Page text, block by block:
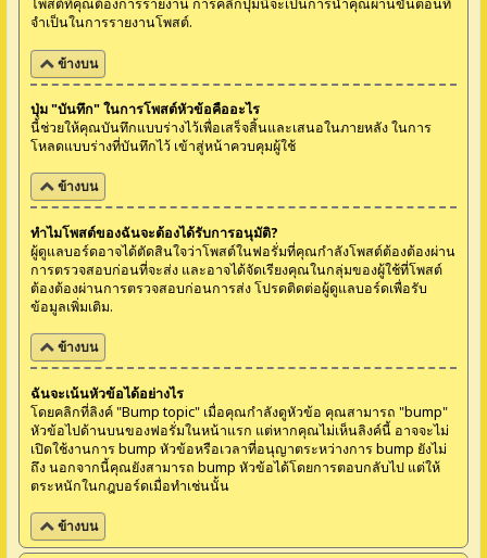
โพสต์ที่คุณต้องการรายงาน การคลิกปุ่มนี้จะเป็นการนำคุณผ่านขั้นตอนที่
จำเป็นในการรายงานโพสต์.
ข้างบน
ปุ่ม "บันทึก" ในการโพสต์หัวข้อคืออะไร
นี้ช่วยให้คุณบันทึกแบบร่างไว้เพื่อเสร็จสิ้นและเสนอในภายหลัง ในการ
โหลดแบบร่างที่บันทึกไว้ เข้าสู่หน้าควบคุมผู้ใช้
ข้างบน
ทำไมโพสต์ของฉันจะต้องได้รับการอนุมัติ?
ผู้ดูแลบอร์ดอาจได้ตัดสินใจว่าโพสต์ในฟอรั่มที่คุณกำลังโพสต์ต้องต้องผ่าน
การตรวจสอบก่อนที่จะส่ง และอาจได้จัดเรียงคุณในกลุ่มของผู้ใช้ที่โพสต์
ต้องต้องผ่านการตรวจสอบก่อนการส่ง โปรดติดต่อผู้ดูแลบอร์ดเพื่อรับ
ข้อมูลเพิ่มเติม.
ข้างบน
ฉันจะเน้นหัวข้อได้อย่างไร
โดยคลิกที่ลิงค์ "Bump topic" เมื่อคุณกำลังดูหัวข้อ คุณสามารถ "bump"
หัวข้อไปด้านบนของฟอรั่มในหน้าแรก แต่หากคุณไม่เห็นลิงค์นี้ อาจจะไม่
เปิดใช้งานการ bump หัวข้อหรือเวลาที่อนุญาตระหว่างการ bump ยังไม่
ถึง นอกจากนี้คุณยังสามารถ bump หัวข้อได้โดยการตอบกลับไป แต่ให้
ตระหนักในกฎบอร์ดเมื่อทำเช่นนั้น
ข้างบน